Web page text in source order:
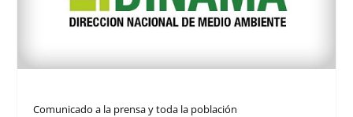
Comunicado a la prensa y toda la población